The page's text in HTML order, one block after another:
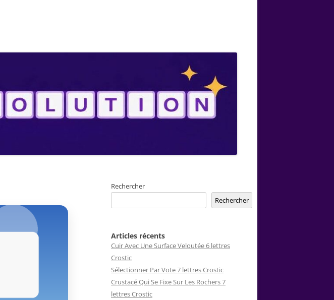
Rechercher
Rechercher
Articles récents
Cuir Avec Une Surface Veloutée 6 lettres
Crostic
Sélectionner Par Vote 7 lettres Crostic
Crustacé Qui Se Fixe Sur Les Rochers 7
lettres Crostic